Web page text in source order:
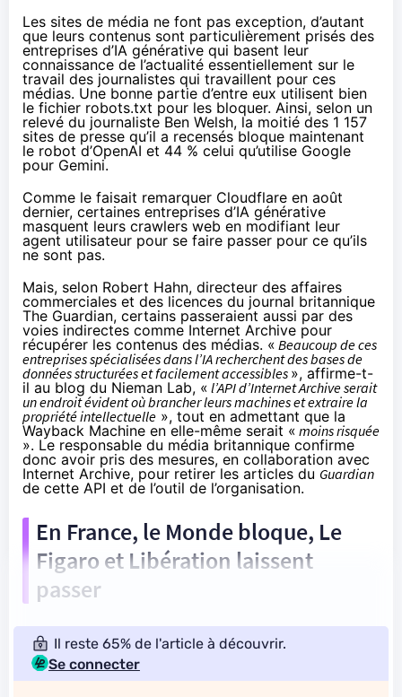
Les sites de média ne font pas exception, d’autant
que leurs contenus sont particulièrement prisés des
entreprises d’IA générative qui basent leur
connaissance de l’actualité essentiellement sur le
travail des journalistes qui travaillent pour ces
médias. Une bonne partie d’entre eux utilisent bien
le fichier robots.txt pour les bloquer. Ainsi, selon un
relevé du journaliste Ben Welsh, la moitié des 1 157
sites de presse qu’il a recensés bloque maintenant
le robot d’OpenAI et 44 % celui qu’utilise Google
pour Gemini.
Comme le faisait remarquer Cloudflare en août
dernier, certaines entreprises d’IA générative
masquent leurs crawlers web en modifiant leur
agent utilisateur pour se faire passer pour ce qu’ils
ne sont pas.
Mais, selon Robert Hahn, directeur des affaires
commerciales et des licences du journal britannique
The Guardian, certains passeraient aussi par des
voies indirectes comme Internet Archive pour
récupérer les contenus des médias. « Beaucoup de ces
entreprises spécialisées dans l’IA recherchent des bases de
données structurées et facilement accessibles », affirme-t-
il au blog du Nieman Lab, « l’API d’Internet Archive serait
un endroit évident où brancher leurs machines et extraire la
propriété intellectuelle », tout en admettant que la
Wayback Machine en elle-même serait « moins risquée
». Le responsable du média britannique confirme
donc avoir pris des mesures, en collaboration avec
Internet Archive, pour retirer les articles du Guardian
de cette API et de l’outil de l’organisation.
En France, le Monde bloque, Le
Figaro et Libération laissent
passer
Il reste 65% de l'article à découvrir.
Se connecter